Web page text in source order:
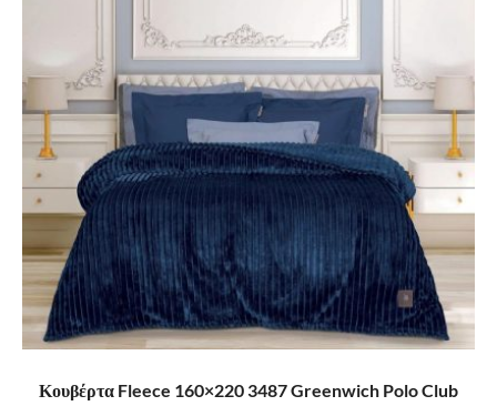
ΠΡΟΣΘΉΚΗ ΣΤΟ ΚΑΛΆΘΙ
Κουβέρτα Fleece 160×220 3487 Greenwich Polo Club